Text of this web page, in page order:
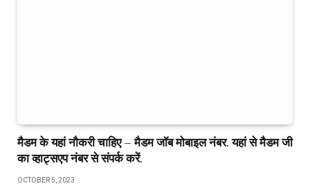
मैडम के यहां नौकरी चाहिए – मैडम जॉब मोबाइल नंबर. यहां से मैडम जी
का व्हाट्सएप नंबर से संपर्क करें.
OCTOBER 5, 2023